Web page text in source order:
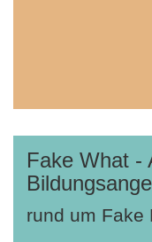
Fake What -
rund um Fake